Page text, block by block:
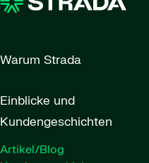
Warum Strada
Einblicke und
Kundengeschichten
Artikel/Blog